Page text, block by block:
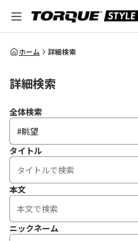
全体検索
ホーム 詳細検索
詳細検索
全体検索
タイトル
本文
ニックネーム